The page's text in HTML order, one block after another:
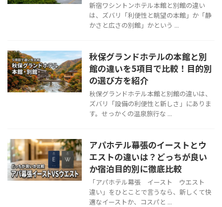
新宿ワシントンホテル本館と別館の違い
は、ズバリ「利便性と眺望の本館」か「静
かさと広さの別館」かという ...
秋保グランドホテルの本館と別
館の違いを5項目で比較！目的別
の選び方を紹介
秋保グランドホテル本館と別館の違いは、
ズバリ「設備の利便性と新しさ」にありま
す。せっかくの温泉旅行な ...
アパホテル幕張のイーストとウ
エストの違いは？どっちが良い
か宿泊目的別に徹底比較
「アパホテル幕張 イースト ウエスト
違い」をひとことで言うなら、新しくて快
適なイーストか、コスパと ...